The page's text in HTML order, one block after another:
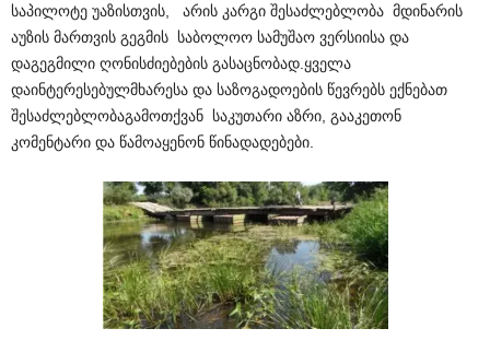
საპილოტე უაზისთვის, არის კარგი შესაძლებლობა მდინარის
აუზის მართვის გეგმის საბოლოო სამუშაო ვერსიისა და
დაგეგმილი ღონისძიებების გასაცნობად.ყველა
დაინტერესებულმხარესა და საზოგადოების წევრებს ექნებათ
შესაძლებლობაგამოთქვან საკუთარი აზრი, გააკეთონ
კომენტარი და წამოაყენონ წინადადებები.